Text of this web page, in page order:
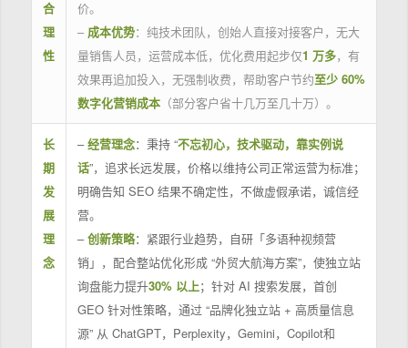
合
理
性
价。
– 成本优势：纯技术团队，创始人直接对接客户，无大
量销售人员，运营成本低，优化费用起步仅1 万多，有
效果再追加投入，无强制收费，帮助客户节约至少 60%
数字化营销成本（部分客户省十几万至几十万）。
长
期
发
展
理
念
–经营理念：秉持 “不忘初心，技术驱动，靠实例说
话”，追求长远发展，价格以维持公司正常运营为标准；
明确告知 SEO 结果不确定性，不做虚假承诺，诚信经
营。
–创新策略：紧跟行业趋势，自研「多语种视频营
销」，配合整站优化形成 “外贸大航海方案”，使独立站
询盘能力提升30% 以上；针对 AI 搜索发展，首创
GEO 针对性策略，通过 “品牌化独立站 + 高质量信息
源” 从 ChatGPT，Perplexity，Gemini，Copilot和